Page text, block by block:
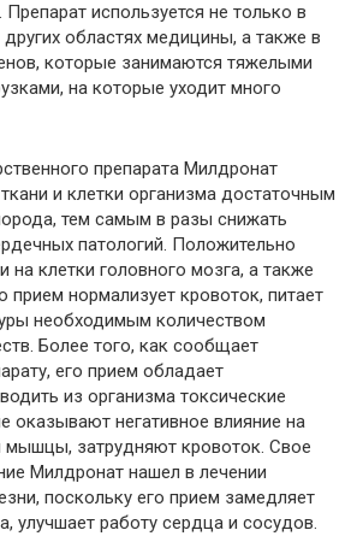
Препарат используется не только в
областях медицины, а также в
которые занимаются тяжелыми
на которые уходит много
препарата Милдронат
и клетки организма достаточным
тем самым в разы снижать
патологий. Положительно
на клетки головного мозга, а также
прием нормализует кровоток, питает
необходимым количеством
Более того, как сообщает
его прием обладает
из организма токсические
оказывают негативное влияние на
мышцы, затрудняют кровоток. Свое
Милдронат нашел в лечении
поскольку его прием замедляет
улучшает работу сердца и сосудов.